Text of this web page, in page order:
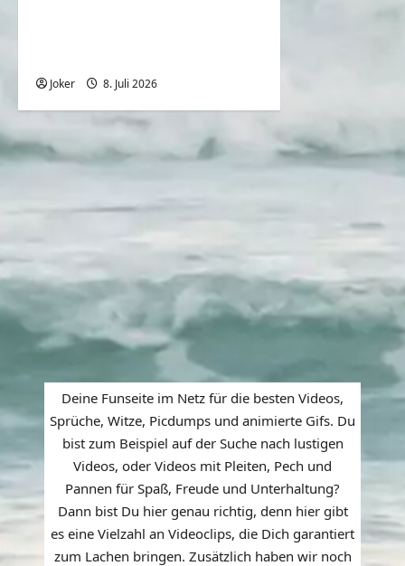
Joker 8. Juli 2026
Deine Funseite im Netz für die besten Videos,
Sprüche, Witze, Picdumps und animierte Gifs. Du
bist zum Beispiel auf der Suche nach lustigen
Videos, oder Videos mit Pleiten, Pech und
Pannen für Spaß, Freude und Unterhaltung?
Dann bist Du hier genau richtig, denn hier gibt
es eine Vielzahl an Videoclips, die Dich garantiert
zum Lachen bringen. Zusätzlich haben wir noch